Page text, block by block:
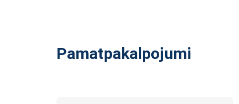
Pamatpakalpojumi